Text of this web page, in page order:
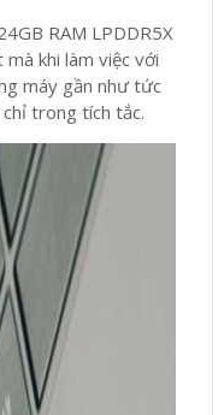
RAM LPDDR5X
khi làm việc với
máy gần như tức
trong tích tắc.